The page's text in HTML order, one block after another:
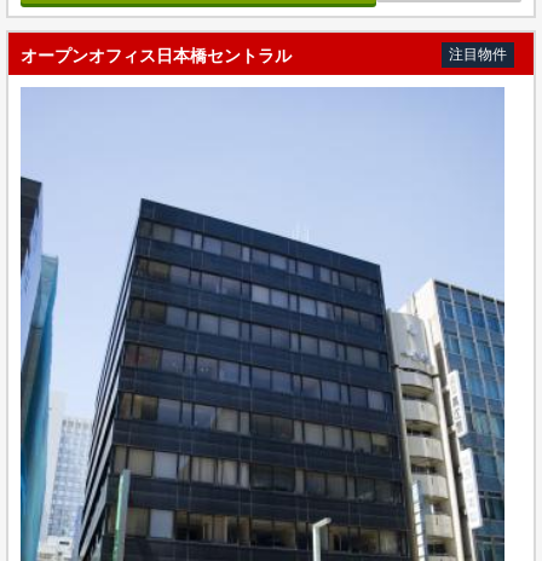
オープンオフィス日本橋セントラル 注目物件